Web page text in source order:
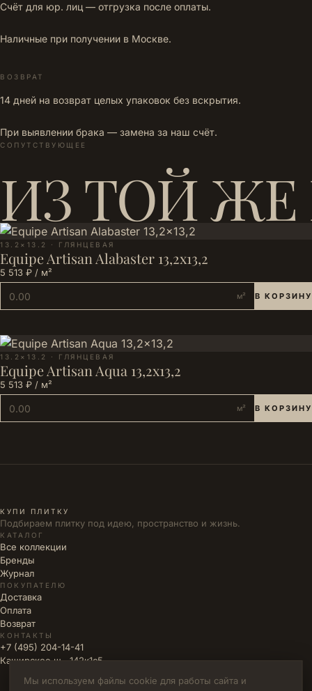
Счёт для юр. лиц — отгрузка после оплаты.
Наличные при получении в Москве.
ВОЗВРАТ
14 дней на возврат целых упаковок без вскрытия.
При выявлении брака — замена за наш счёт.
СОПУТСТВУЮЩЕЕ
ИЗ ТОЙ ЖЕ
13.2×13.2 · ГЛЯНЦЕВАЯ
Equipe Artisan Alabaster 13,2x13,2
5 513 ₽ / м²
м² В КОРЗИНУ
13.2×13.2 · ГЛЯНЦЕВАЯ
Equipe Artisan Aqua 13,2x13,2
5 513 ₽ / м²
м² В КОРЗИНУ
КУПИ ПЛИТКУ
Подбираем плитку под идею, пространство и жизнь.
КАТАЛОГ
Все коллекции
Бренды
Журнал
ПОКУПАТЕЛЮ
Доставка
Оплата
Возврат
КОНТАКТЫ
+7 (495) 204-14-41
Каширское ш., 142к1с5
Мы используем файлы cookie для работы сайта и